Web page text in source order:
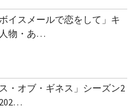
イスメールで恋をして」キ
物・あ…
・オブ・ギネス」シーズン2